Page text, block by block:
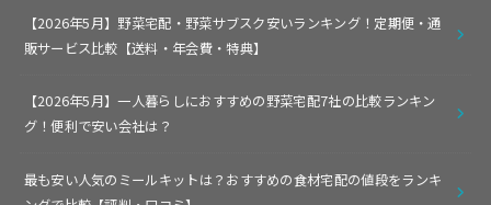
【2026年5月】野菜宅配・野菜サブスク安いランキング！定期便・通
販サービス比較【送料・年会費・特典】
【2026年5月】一人暮らしにおすすめの野菜宅配7社の比較ランキン
グ！便利で安い会社は？
最も安い人気のミールキットは？おすすめの食材宅配の値段をランキ